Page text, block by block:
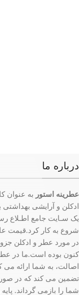
درباره ما
عطرینه استور به عنوان
یک سـایت جامع اطـلاع
شروع به کار کرد.قیمت
در مورد عطر و ادکلن جزو
کنون بوده است.ما در
اصالت، به شما ارائه
تضمین می کند که در
شما را بازمی گرداند.